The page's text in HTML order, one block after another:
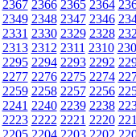
2367 2366 2365 2364
2349 2348 2347 2346
2331 2330 2329 2328
2313 2312 2311 2310
2295 2294 2293 2292
2277 2276 2275 2274
2259 2258 2257 2256
2241 2240 2239 2238
2223 2222 2221 2220
2205 2204 2203 2202